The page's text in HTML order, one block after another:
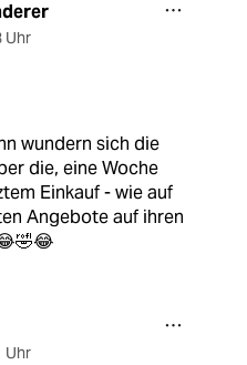
Uhr
wundern sich die
die, eine Woche
Einkauf - wie auf
Angebote auf ihren
Uhr